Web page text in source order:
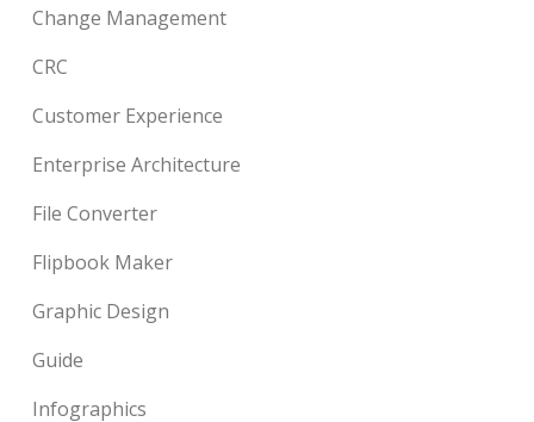
Change Management
CRC
Customer Experience
Enterprise Architecture
File Converter
Flipbook Maker
Graphic Design
Guide
Infographics